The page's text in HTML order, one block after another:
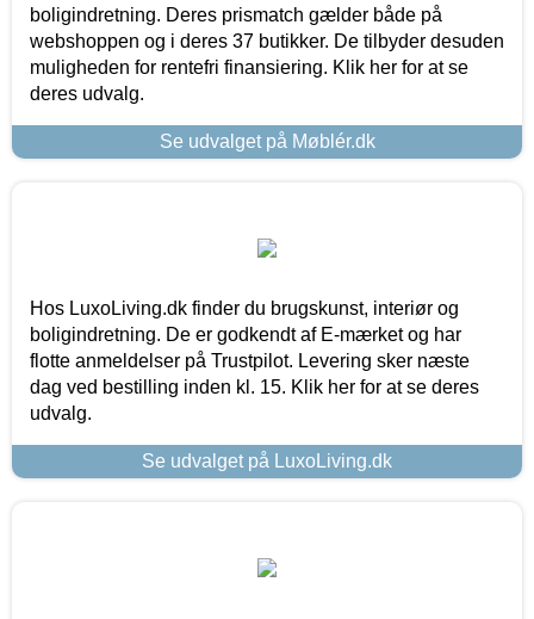
boligindretning. Deres prismatch gælder både på
webshoppen og i deres 37 butikker. De tilbyder desuden
muligheden for rentefri finansiering. Klik her for at se
deres udvalg.
Se udvalget på Møblér.dk
Hos LuxoLiving.dk finder du brugskunst, interiør og
boligindretning. De er godkendt af E-mærket og har
flotte anmeldelser på Trustpilot. Levering sker næste
dag ved bestilling inden kl. 15. Klik her for at se deres
udvalg.
Se udvalget på LuxoLiving.dk